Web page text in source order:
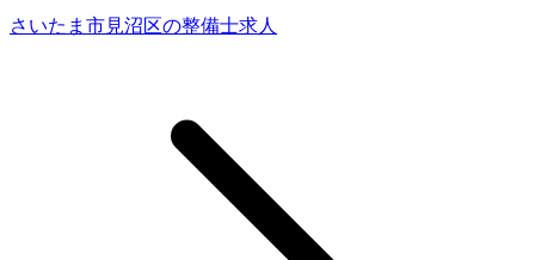
さいたま市見沼区の整備士求人